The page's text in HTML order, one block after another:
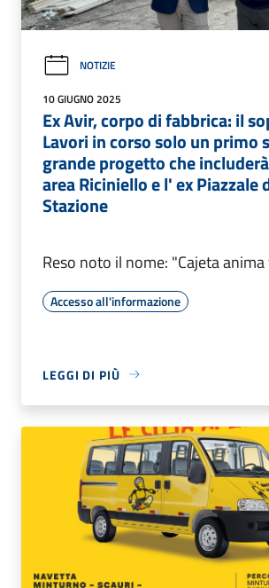
NOTIZIE
10 GIUGNO 2025
Ex Avir, corpo di fabbrica: il
Lavori in corso solo un primo
grande progetto che
area Riciniello e l' ex Piazzale
Stazione
Reso noto il nome: "Cajeta
Accesso all'informazione
LEGGI DI PIÙ